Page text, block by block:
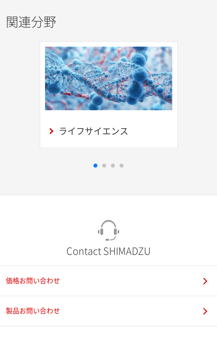
関連分野
ライフサイエンス
Contact SHIMADZU
価格お問い合わせ
製品お問い合わせ